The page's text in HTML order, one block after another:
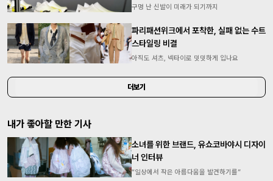
구멍 난 신발이 미래가 되기까지
파리패션위크에서 포착한, 실패 없는 수트
스타일링 비결
아직도 셔츠, 넥타이로 밋밋하게 입나요
더보기
내가 좋아할 만한 기사
소녀를 위한 브랜드, 유쇼코바야시 디자이
너 인터뷰
“일상에서 작은 아름다움을 발견하기를”